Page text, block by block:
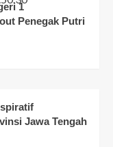
1
Penegak Putri
Jawa Tengah